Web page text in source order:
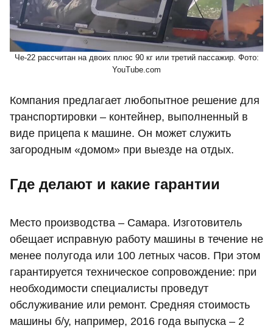
Че-22 рассчитан на двоих плюс 90 кг или третий пассажир. Фото:
YouTube.com
Компания предлагает любопытное решение для
транспортировки – контейнер, выполненный в
виде прицепа к машине. Он может служить
загородным «домом» при выезде на отдых.
Где делают и какие гарантии
Место производства – Самара. Изготовитель
обещает исправную работу машины в течение не
менее полугода или 100 летных часов. При этом
гарантируется техническое сопровождение: при
необходимости специалисты проведут
обслуживание или ремонт. Средняя стоимость
машины б/у, например, 2016 года выпуска – 2